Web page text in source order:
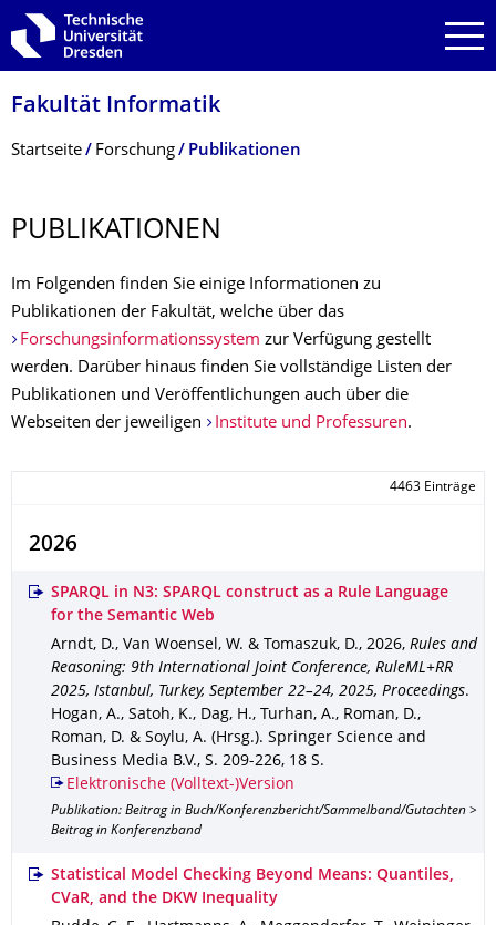
Zur Hauptnavigation springen
Zur Suche springen
Zum Inhalt springen
Fakultät Informatik
Breadcrumb-Menü
Startseite Forschung Publikationen
PUBLIKATIONEN
Im Folgenden finden Sie einige Informationen zu
Publikationen der Fakultät, welche über das
Forschungsinformationssystem zur Verfügung gestellt
werden. Darüber hinaus finden Sie vollständige Listen der
Publikationen und Veröffentlichungen auch über die
Webseiten der jeweiligen
Institute und Professuren.
4463 Einträge
2026
SPARQL in N3: SPARQL construct as a Rule Language
for the Semantic Web
Arndt, D., Van Woensel, W. & Tomaszuk, D., 2026, Rules and
Reasoning: 9th International Joint Conference, RuleML+RR
2025, Istanbul, Turkey, September 22–24, 2025, Proceedings.
Hogan, A., Satoh, K., Dag, H., Turhan, A., Roman, D.,
Roman, D. & Soylu, A. (Hrsg.). Springer Science and
Business Media B.V., S. 209-226, 18 S.
Elektronische (Volltext-)Version
Publikation: Beitrag in Buch/Konferenzbericht/Sammelband/Gutachten >
Beitrag in Konferenzband
Statistical Model Checking Beyond Means: Quantiles,
CVaR, and the DKW Inequality